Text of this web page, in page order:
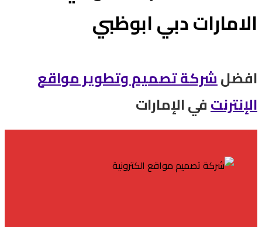
الامارات دبي ابوظبي
افضلشركة تصميم وتطوير مواقع
الإنترنتفي الإمارات